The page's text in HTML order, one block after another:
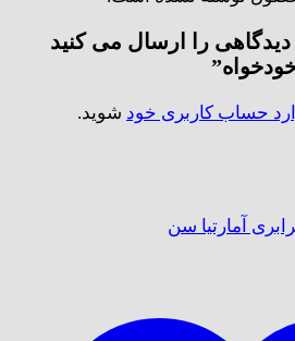
دیدگاهی را ارسال می کنید
حساب کاربری خود شوید.